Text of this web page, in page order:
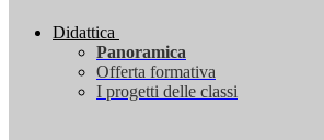
Didattica
Panoramica
Offerta formativa
I progetti delle classi